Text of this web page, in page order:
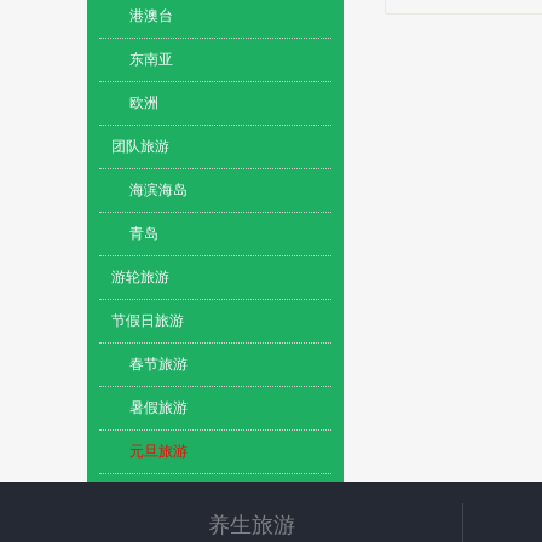
港澳台
东南亚
欧洲
团队旅游
海滨海岛
青岛
游轮旅游
节假日旅游
春节旅游
暑假旅游
元旦旅游
养生旅游